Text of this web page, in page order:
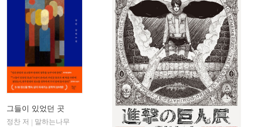
그들이 있었던 곳
정찬 저
말하는나무